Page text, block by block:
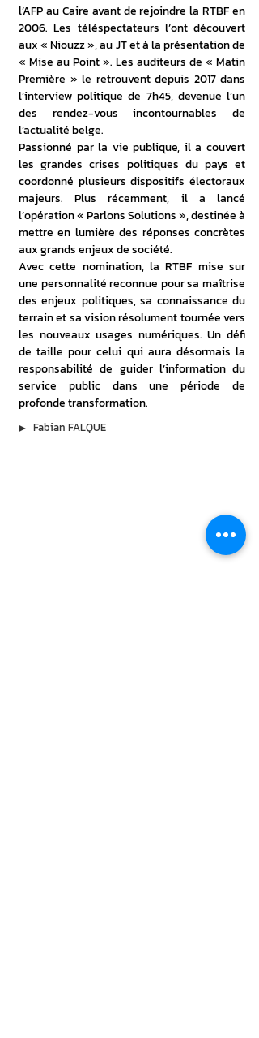
l’AFP au Caire avant de rejoindre la RTBF en
2006. Les téléspectateurs l’ont découvert
aux « Niouzz », au JT et à la présentation de
« Mise au Point ». Les auditeurs de « Matin
Première » le retrouvent depuis 2017 dans
l’interview politique de 7h45, devenue l’un
des rendez-vous incontournables de
l’actualité belge.
Passionné par la vie publique, il a couvert
les grandes crises politiques du pays et
coordonné plusieurs dispositifs électoraux
majeurs. Plus récemment, il a lancé
l’opération « Parlons Solutions », destinée à
mettre en lumière des réponses concrètes
aux grands enjeux de société.
Avec cette nomination, la RTBF mise sur
une personnalité reconnue pour sa maîtrise
des enjeux politiques, sa connaissance du
terrain et sa vision résolument tournée vers
les nouveaux usages numériques. Un défi
de taille pour celui qui aura désormais la
responsabilité de guider l’information du
service public dans une période de
profonde transformation.
▶︎ Fabian FALQUE